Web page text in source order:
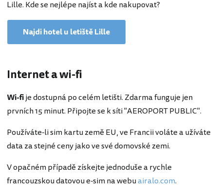
Lille. Kde se nejlépe najíst a kde nakupovat?
Najdi hotel u letiště Lille
Internet a wi-fi
Wi-fije dostupná po celém letišti. Zdarma funguje jen
prvních 15 minut. Připojte se k síti "AEROPORT PUBLIC".
Používáte-li sim kartu země EU, ve Francii voláte a užíváte
data za stejné ceny jako ve své domovské zemi.
V opačném případě získejte jednoduše a rychle
francouzskou datovou e-sim na webuairalo.com.